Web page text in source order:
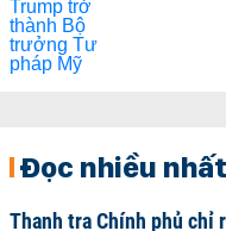
Đọc nhiều nhất
Thanh tra Chính phủ chỉ